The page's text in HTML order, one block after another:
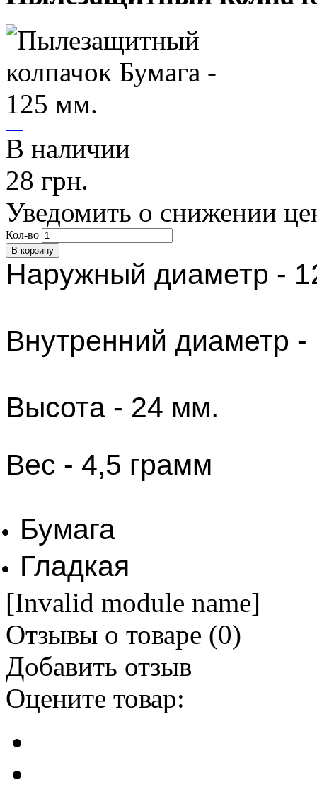
В наличии
28 грн.
Уведомить о снижении
Кол-во
Наружный диаметр -
Внутренний диаметр
Высота - 24 мм.
​Вес - 4,5 грамм
Бумага
Гладкая
[Invalid module name]
Отзывы о товаре (0)
Добавить отзыв
Оцените товар: